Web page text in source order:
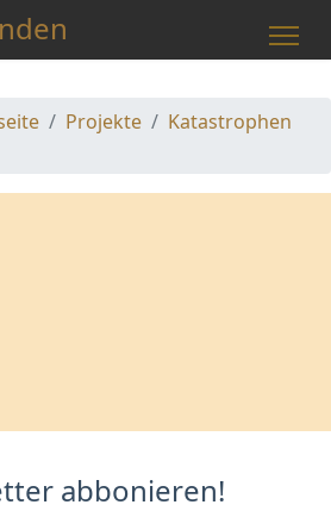
Projekte
Katastrophen
abbonieren!